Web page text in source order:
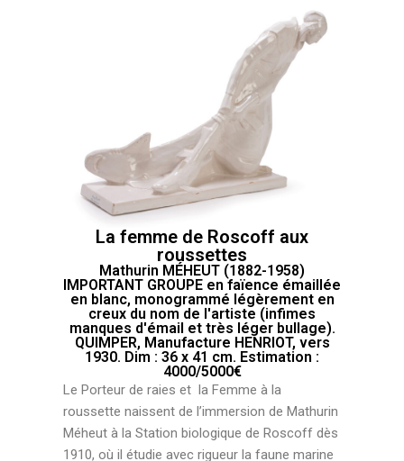
La femme de Roscoff aux
roussettes
Mathurin MÉHEUT (1882-1958)
IMPORTANT GROUPE en faïence émaillée
en blanc, monogrammé légèrement en
creux du nom de l'artiste (infimes
manques d'émail et très léger bullage).
QUIMPER, Manufacture HENRIOT, vers
1930. Dim : 36 x 41 cm. Estimation :
4000/5000€
Le Porteur de raies et la Femme à la
roussette naissent de l’immersion de Mathurin
Méheut à la Station biologique de Roscoff dès
1910, où il étudie avec rigueur la faune marine